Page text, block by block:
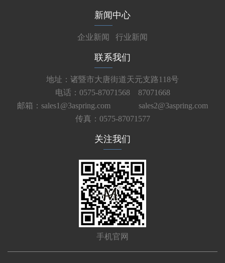
新闻中心
企业新闻 行业新闻
联系我们
地址：诸暨市大唐街道天元支路118号
电话：0575-87071568 87071668
邮箱：sales1@3aspring.com
sales2@3aspring.com
传真：0575-87071577
关注我们
手机官网